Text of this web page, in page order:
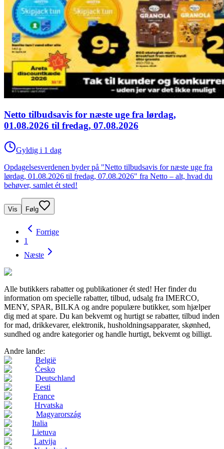
Netto tilbudsavis for næste uge fra lørdag,
01.08.2026 til fredag, 07.08.2026
Gyldig i 1 dag
Opdagelsesverdenen byder på "Netto tilbudsavis for næste uge fra
lørdag, 01.08.2026 til fredag, 07.08.2026" fra Netto – alt, hvad du
behøver, samlet ét sted!
Vis Følg
Forrige
1
Næste
Alle butikkers rabatter og publikationer ét sted! Her finder du
information om specielle rabatter, tilbud, udsalg fra IMERCO,
MENY, SPAR, BILKA og andre populære butikker, som hjælper
dig med at spare. Du kan bekvemt og hurtigt se rabatter, tilbud inden
for mad, drikkevarer, elektronik, husholdningsapparater, skønhed,
sundhed og andre kategorier og handle hurtigt, bekvemt og billigt.
Andre lande:
België
Česko
Deutschland
Eesti
France
Hrvatska
Magyarország
Italia
Lietuva
Latvija